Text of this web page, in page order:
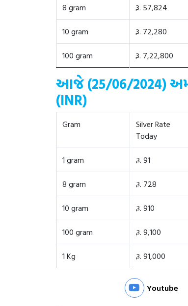
8 gram રૂ. 57,824
10 gram રૂ. 72,280
100 gram રૂ. 7,22,800
આજે (25/06/2024)
(INR)
Gram
Silver Rate
Today
1 gram રૂ. 91
8 gram રૂ. 728
10 gram રૂ. 910
100 gram રૂ. 9,100
1 Kg રૂ. 91,000
Youtube